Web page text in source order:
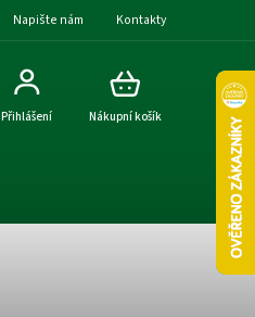
Napište nám Kontakty
Nákupní košík
Přihlášení